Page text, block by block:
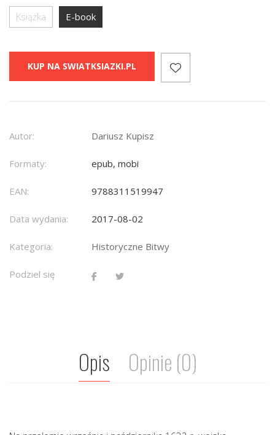
Książka E-book
KUP NA SWIATKSIAZKI.PL
Autor: Dariusz Kupisz
Formaty: epub, mobi
EAN: 9788311519947
Data wydania: 2017-08-02
Kategoria: Historyczne Bitwy
Podziel się
Opis Opinie (0)